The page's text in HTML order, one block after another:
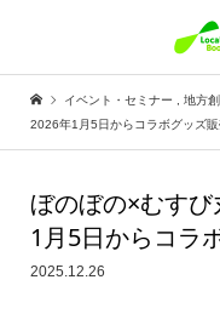
イベント・セミナー 地方
2026年1月5日からコラボグッズ
ぼのぼの×むす
1月5日からコラ
2025.12.26